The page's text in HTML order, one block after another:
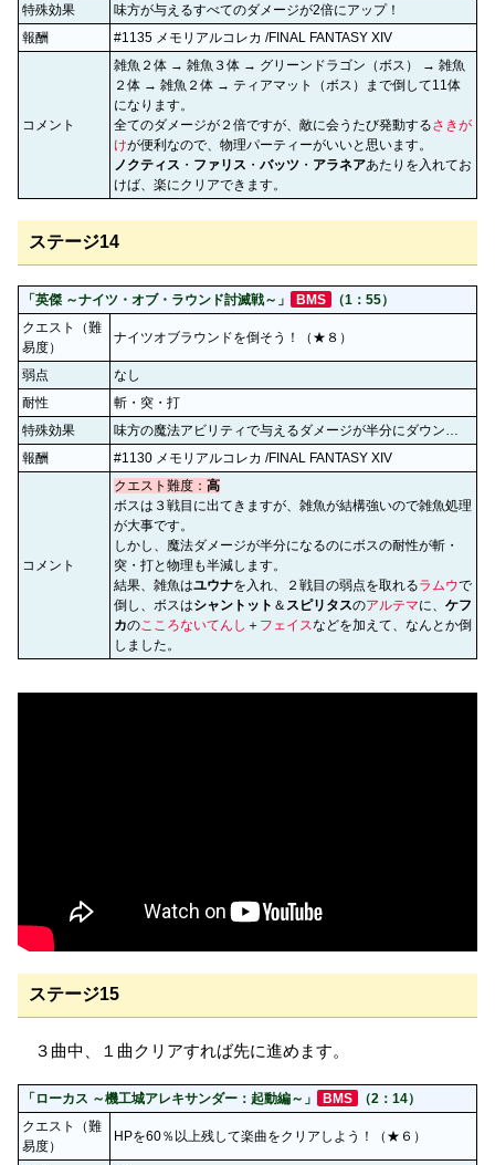
特殊効果
味方が与えるすべてのダメージが2倍にアップ！
報酬
#1135 メモリアルコレカ /FINAL FANTASY XIV
コメント
雑魚２体 → 雑魚３体 → グリーンドラゴン（ボス） → 雑魚
２体 → 雑魚２体 → ティアマット（ボス）まで倒して11体
になります。
全てのダメージが２倍ですが、敵に会うたび発動するさきが
けが便利なので、物理パーティーがいいと思います。
ノクティス ・ ファリス ・ バッツ ・ アラネアあたりを入れてお
けば、楽にクリアできます。
ステージ14
「英傑 ～ナイツ・オブ・ラウンド討滅戦～」 BMS
（1：55）
クエスト（難
易度）
ナイツオブラウンドを倒そう！（★８）
弱点
なし
耐性
斬・突・打
特殊効果
味方の魔法アビリティで与えるダメージが半分にダウン…
報酬
#1130 メモリアルコレカ /FINAL FANTASY XIV
コメント
クエスト難度： 高
ボスは３戦目に出てきますが、雑魚が結構強いので雑魚処理
が大事です。
しかし、魔法ダメージが半分になるのにボスの耐性が斬・
突・打と物理も半減します。
結果、雑魚はユウナを入れ、２戦目の弱点を取れるラムウで
倒し、ボスはシャントット ＆ スピリタスのアルテマに、 ケフ
カのこころないてんし ＋ フェイスなどを加えて、なんとか倒
しました。
ステージ15
３曲中、１曲クリアすれば先に進めます。
「ローカス ～機工城アレキサンダー：起動編～」 BMS
（2：14）
クエスト（難
易度）
HPを60％以上残して楽曲をクリアしよう！（★６）